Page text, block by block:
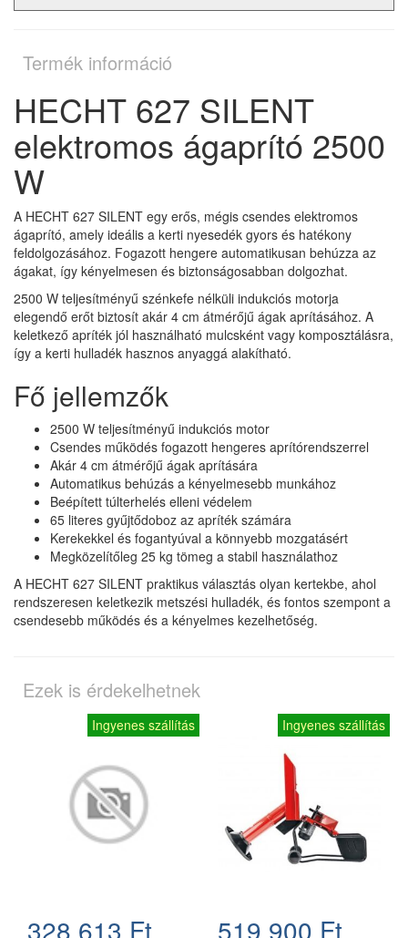
Termék információ
HECHT 627 SILENT
elektromos ágaprító 2500
W
A HECHT 627 SILENT egy erős, mégis csendes elektromos
ágaprító, amely ideális a kerti nyesedék gyors és hatékony
feldolgozásához. Fogazott hengere automatikusan behúzza az
ágakat, így kényelmesen és biztonságosabban dolgozhat.
2500 W teljesítményű szénkefe nélküli indukciós motorja
elegendő erőt biztosít akár 4 cm átmérőjű ágak aprításához. A
keletkező apríték jól használható mulcsként vagy komposztálásra,
így a kerti hulladék hasznos anyaggá alakítható.
Fő jellemzők
2500 W teljesítményű indukciós motor
Csendes működés fogazott hengeres aprítórendszerrel
Akár 4 cm átmérőjű ágak aprítására
Automatikus behúzás a kényelmesebb munkához
Beépített túlterhelés elleni védelem
65 literes gyűjtődoboz az apríték számára
Kerekekkel és fogantyúval a könnyebb mozgatásért
Megközelítőleg 25 kg tömeg a stabil használathoz
A HECHT 627 SILENT praktikus választás olyan kertekbe, ahol
rendszeresen keletkezik metszési hulladék, és fontos szempont a
csendesebb működés és a kényelmes kezelhetőség.
Ezek is érdekelhetnek
Ingyenes szállítás
328.613 Ft
Ingyenes szállítás
519.900 Ft